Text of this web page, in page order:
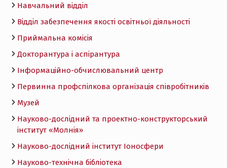
Навчальний відділ
Відділ забезпечення якості освітньої діяльності
Приймальна комісія
Докторантура і аспірантура
Інформаційно-обчислювальний центр
Первинна профспілкова організація співробітників
Музей
Науково-дослідний та проектно-конструкторський
інститут «Молнія»
Науково-дослідний інститут Іоносфери
Науково-технічна бібліотека